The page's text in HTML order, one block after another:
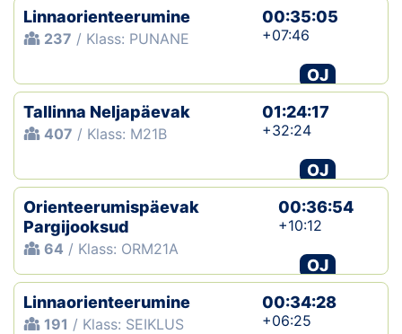
Linnaorienteerumine
237 / Klass: PUNANE
00:35:05
+07:46
OJ
Tallinna Neljapäevak
407 / Klass: M21B
01:24:17
+32:24
OJ
Orienteerumispäevak
Pargijooksud
64 / Klass: ORM21A
00:36:54
+10:12
OJ
Linnaorienteerumine
191 / Klass: SEIKLUS
00:34:28
+06:25